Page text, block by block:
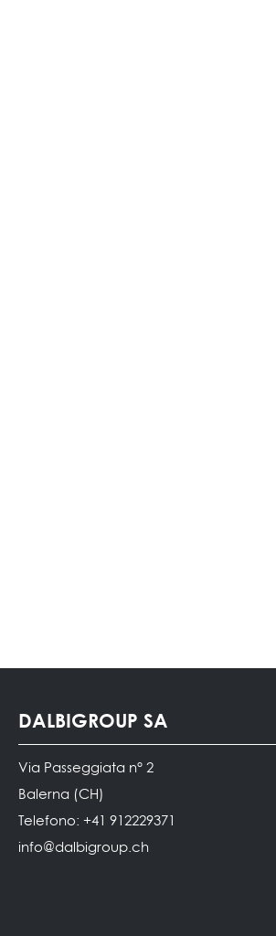
DALBIGROUP SA
Via Passeggiata n° 2
Balerna (CH)
Telefono: +41 912229371
info@dalbigroup.ch